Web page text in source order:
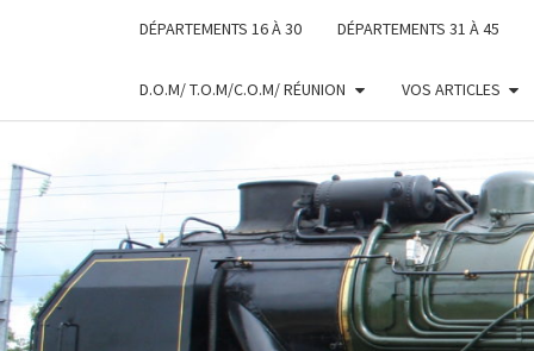
DÉPARTEMENTS 16 À 30 DÉPARTEMENTS 31 À 45
D.O.M/ T.O.M/C.O.M/ RÉUNION VOS ARTICLES